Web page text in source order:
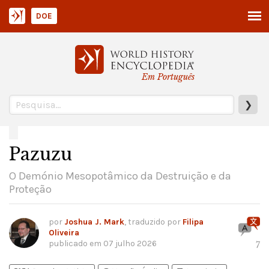
Em Português
❯
DOE
Pazuzu
O Demónio Mesopotâmico da Destruição e da
Proteção
por Joshua J. Mark, traduzido por Filipa
Oliveira
publicado em 07 julho 2026 7